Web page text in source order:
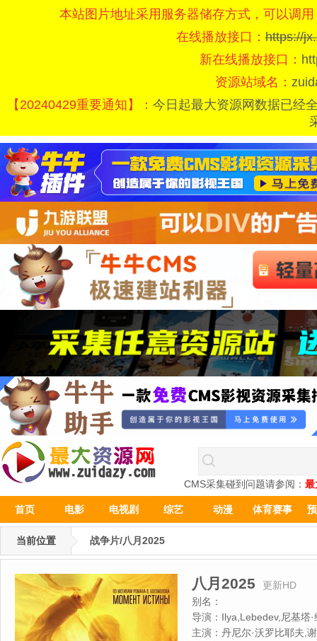
本站图片地址采用服务器储存方式，可以调
在线播放接口：https://
新在线播放接口：
资源站域名：
【20240429重要通知】： 今日起最大资源网数据已经
CMS采集碰到问题请参阅： 最
首页 电影 电视剧 综艺 动漫 体育赛事
当前位置 战争片/八月2025
八月2025
更新HD
别名：
导演： Ilya,Lebedev,尼基塔
主演： 丹尼尔·沃罗比耶夫,